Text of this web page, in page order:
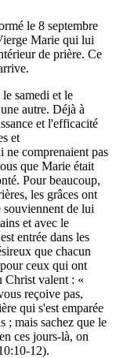
le 8 septembre
Marie qui lui
de prière. Ce
samedi et le
autre. Déjà à
et l'efficacité
et
ne comprenaient pas
que Marie était
Pour beaucoup,
les grâces ont
souviennent de lui
et avec le
entrée dans les
que chacun
ceux qui ont
Christ valent : «
reçoive pas,
qui s'est emparée
; mais sachez que le
ces jours-là, on
12).